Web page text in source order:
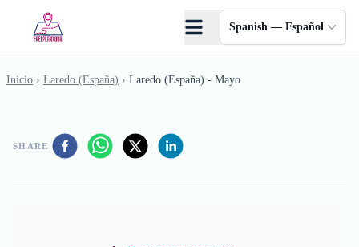
Spanish — Español
Inicio › Laredo (España) › Laredo (España) - Mayo
SHARE